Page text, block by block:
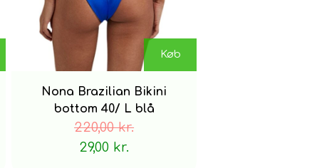
Køb
Nona Brazilian Bikini
bottom 40/ L blå
220,00 kr.
29,00 kr.